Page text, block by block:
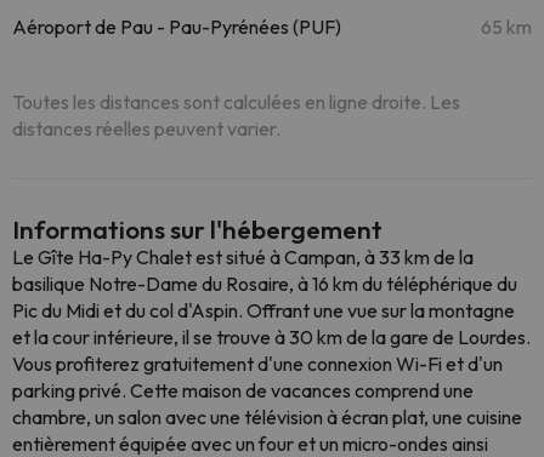
Aéroport de Pau - Pau-Pyrénées (PUF) 65 km
Toutes les distances sont calculées en ligne droite. Les
distances réelles peuvent varier.
Informations sur l'hébergement
Le Gîte Ha-Py Chalet est situé à Campan, à 33 km de la
basilique Notre-Dame du Rosaire, à 16 km du téléphérique du
Pic du Midi et du col d'Aspin. Offrant une vue sur la montagne
et la cour intérieure, il se trouve à 30 km de la gare de Lourdes.
Vous profiterez gratuitement d'une connexion Wi-Fi et d'un
parking privé. Cette maison de vacances comprend une
chambre, un salon avec une télévision à écran plat, une cuisine
entièrement équipée avec un four et un micro-ondes ainsi